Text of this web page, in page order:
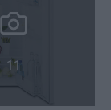
11